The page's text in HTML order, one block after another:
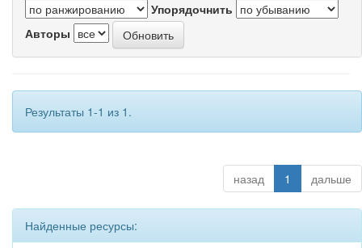
Упорядочнить
Авторы
Результаты 1-1 из 1.
назад 1 дальше
Найденные ресурсы: